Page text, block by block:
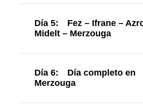
Día 5:
Fez – Ifrane –
Midelt – Merzouga
Día 6:
Día completo en
Merzouga